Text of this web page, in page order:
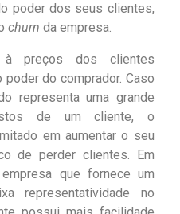
poder dos seus clientes,
churn da empresa.
à preços dos clientes
do comprador. Caso
representa uma grande
de um cliente, o
em aumentar o seu
de perder clientes. Em
que fornece um
representatividade no